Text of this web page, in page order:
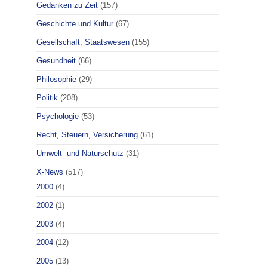
Gedanken zu Zeit (157)
Geschichte und Kultur (67)
Gesellschaft, Staatswesen (155)
Gesundheit (66)
Philosophie (29)
Politik (208)
Psychologie (53)
Recht, Steuern, Versicherung (61)
Umwelt- und Naturschutz (31)
X-News (517)
2000 (4)
2002 (1)
2003 (4)
2004 (12)
2005 (13)